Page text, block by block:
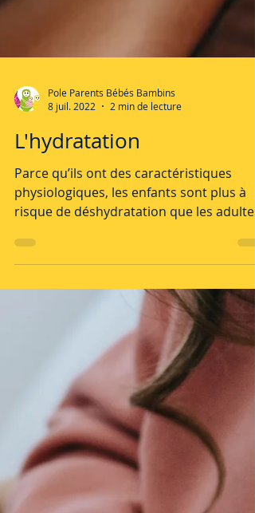
8 juil. 2022
2 min de lecture
L'hydratation
Parce qu’ils ont des caractéristiques
physiologiques, les enfants sont plus à
risque de déshydratation que les adultes.